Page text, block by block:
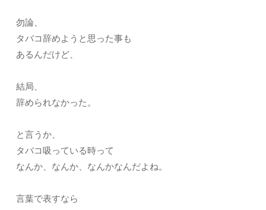
勿論、
タバコ辞めようと思った事も
あるんだけど、
結局、
辞められなかった。
と言うか、
タバコ吸っている時って
なんか、なんか、なんかなんだよね。
言葉で表すなら